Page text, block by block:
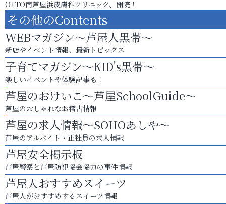
OTTO南芦屋浜皮膚科クリニック、開院！
その他のContents
WEBマガジン～芦屋人黒帯～
新店やイベント情報、最新トピックス
子育てマガジン～KID's黒帯～
楽しいイベントや体験記事も！
芦屋のおけいこ～芦屋SchoolGuide～
芦屋のおしゃれなお稽古情報
芦屋の求人情報～SOHOあしや～
芦屋のアルバイト・正社員の求人情報
芦屋安全掲示板
芦屋警察と芦屋防犯協会協力の事件情報
芦屋人おすすめスイーツ
芦屋人がおすすめするスイーツ情報